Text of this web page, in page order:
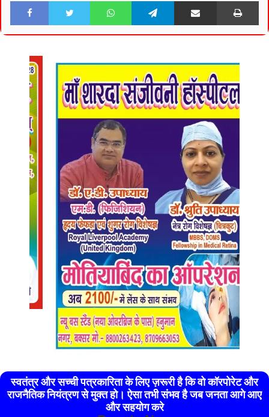
स्वतंत्र और सच्ची पत्रकारिता के लिए ज़रूरी है कि वो कॉरपोरेट और
राजनैतिक नियंत्रण से मुक्त हो। ऐसा तभी संभव है जब जनता आगे आए
और सहयोग करे